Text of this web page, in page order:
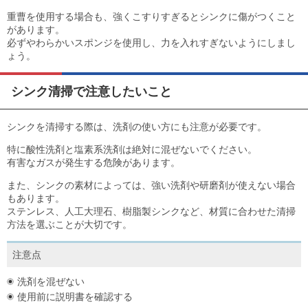
重曹を使用する場合も、強くこすりすぎるとシンクに傷がつくこと
があります。
必ずやわらかいスポンジを使用し、力を入れすぎないようにしまし
ょう。
シンク清掃で注意したいこと
シンクを清掃する際は、洗剤の使い方にも注意が必要です。
特に酸性洗剤と塩素系洗剤は絶対に混ぜないでください。
有害なガスが発生する危険があります。
また、シンクの素材によっては、強い洗剤や研磨剤が使えない場合
もあります。
ステンレス、人工大理石、樹脂製シンクなど、材質に合わせた清掃
方法を選ぶことが大切です。
注意点
洗剤を混ぜない
使用前に説明書を確認する